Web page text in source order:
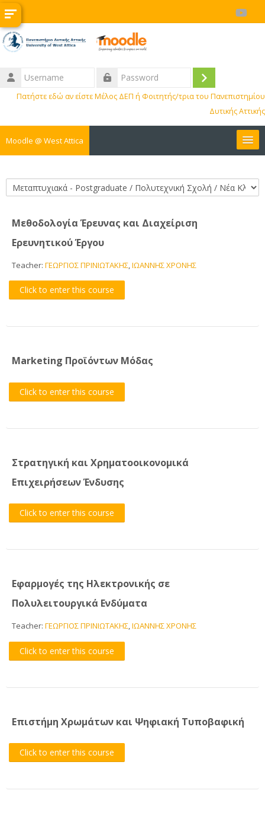
Skip to main content
Username
Password
Log
Πατήστε εδώ αν είστε Μέλος ΔΕΠ ή Φοιτητής/τρια του Πανεπιστημίου
Δυτικής Αττικής
Moodle @ West Attica
BIP
CTL Training
Support
English ‎(en)‎
Course categories
Μεθοδολογία Έρευνας και Διαχείριση
Ερευνητικού Έργου
Teacher: ΓΕΩΡΓΙΟΣ ΠΡΙΝΙΩΤΑΚΗΣ,ΙΩΑΝΝΗΣ ΧΡΟΝΗΣ
Click to enter this course
Marketing Προϊόντων Μόδας
Click to enter this course
Στρατηγική και Χρηματοοικονομικά
Eπιχειρήσεων Ένδυσης
Click to enter this course
Εφαρμογές της Ηλεκτρονικής σε
Πολυλειτουργικά Ενδύματα
Teacher: ΓΕΩΡΓΙΟΣ ΠΡΙΝΙΩΤΑΚΗΣ,ΙΩΑΝΝΗΣ ΧΡΟΝΗΣ
Click to enter this course
Επιστήμη Χρωμάτων και Ψηφιακή Τυποβαφική
Click to enter this course